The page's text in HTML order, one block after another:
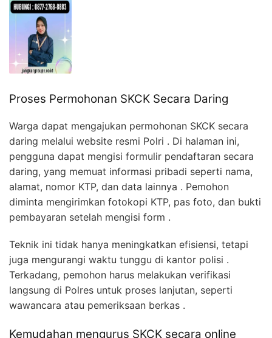
Proses Permohonan SKCK Secara Daring
Warga dapat mengajukan permohonan SKCK secara
daring melalui website resmi Polri . Di halaman ini,
pengguna dapat mengisi formulir pendaftaran secara
daring, yang memuat informasi pribadi seperti nama,
alamat, nomor KTP, dan data lainnya . Pemohon
diminta mengirimkan fotokopi KTP, pas foto, dan bukti
pembayaran setelah mengisi form .
Teknik ini tidak hanya meningkatkan efisiensi, tetapi
juga mengurangi waktu tunggu di kantor polisi .
Terkadang, pemohon harus melakukan verifikasi
langsung di Polres untuk proses lanjutan, seperti
wawancara atau pemeriksaan berkas .
Kemudahan mengurus SKCK secara online